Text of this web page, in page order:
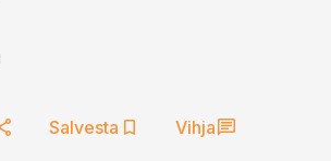
Salvesta Vihja